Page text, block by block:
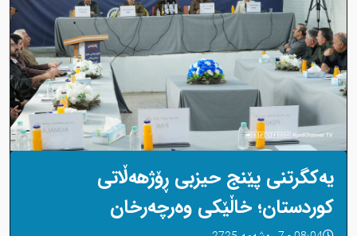
یەکگرتنی پێنج حیزبی ڕۆژهەڵاتی
کوردستان؛ خاڵێکی وەرچەرخان